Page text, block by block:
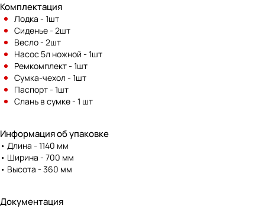
Комплектация
Лодка - 1шт
Сиденье - 2шт
Весло - 2шт
Насос 5л ножной - 1шт
Ремкомплект - 1шт
Сумка-чехол - 1шт
Паспорт - 1шт
Слань в сумке - 1 шт
Информация об упаковке
• Длина - 1140 мм
• Ширина - 700 мм
• Высота - 360 мм
Документация